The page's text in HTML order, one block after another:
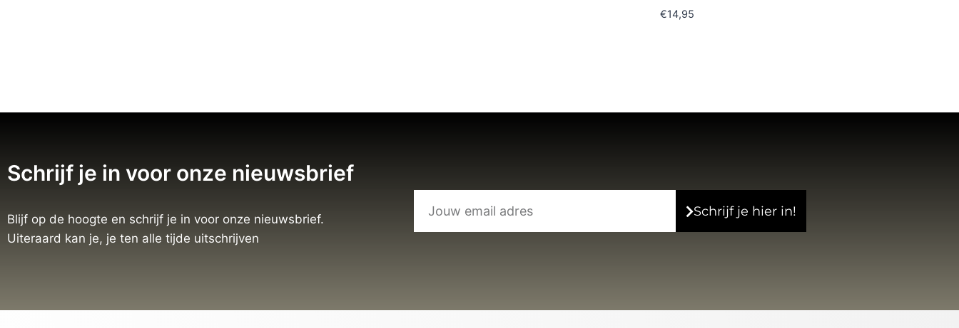
€14,95
Schrijf je in voor onze nieuwsbrief
Blijf op de hoogte en schrijf je in voor onze nieuwsbrief.
Uiteraard kan je, je ten alle tijde uitschrijven
Schrijf je hier in!